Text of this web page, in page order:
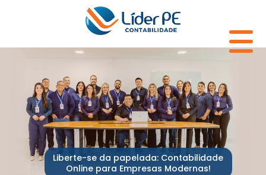
Liberte-se da papelada: Contabilidade
Online para Empresas Modernas!